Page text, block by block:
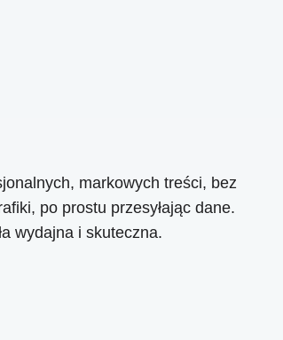
markowych treści, bez
po prostu przesyłając dane.
wydajna i skuteczna.